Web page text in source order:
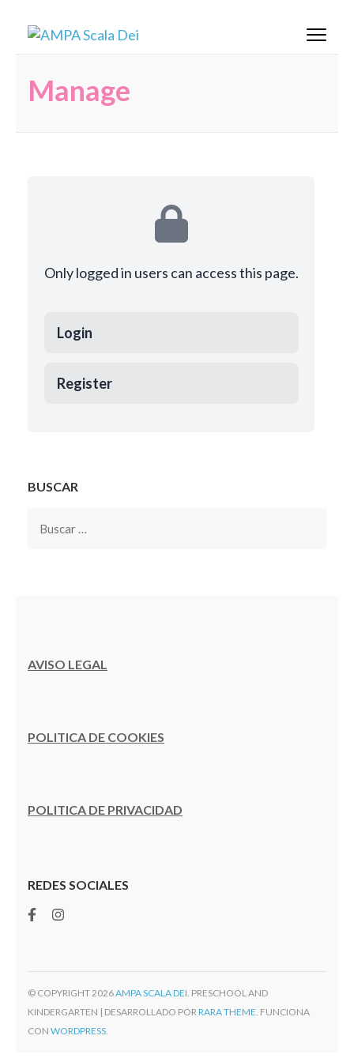
Saltar
(presiona
AMPA Scala Dei
Manage
Only logged in users can access this page.
Login
Register
BUSCAR
Buscar:
AVISO LEGAL
POLITICA DE COOKIES
POLITICA DE PRIVACIDAD
REDES SOCIALES
© COPYRIGHT 2026AMPA SCALA DEI . PRESCHOOL AND
KINDERGARTEN | DESARROLLADO POR RARA THEME . FUNCIONA
CON WORDPRESS.